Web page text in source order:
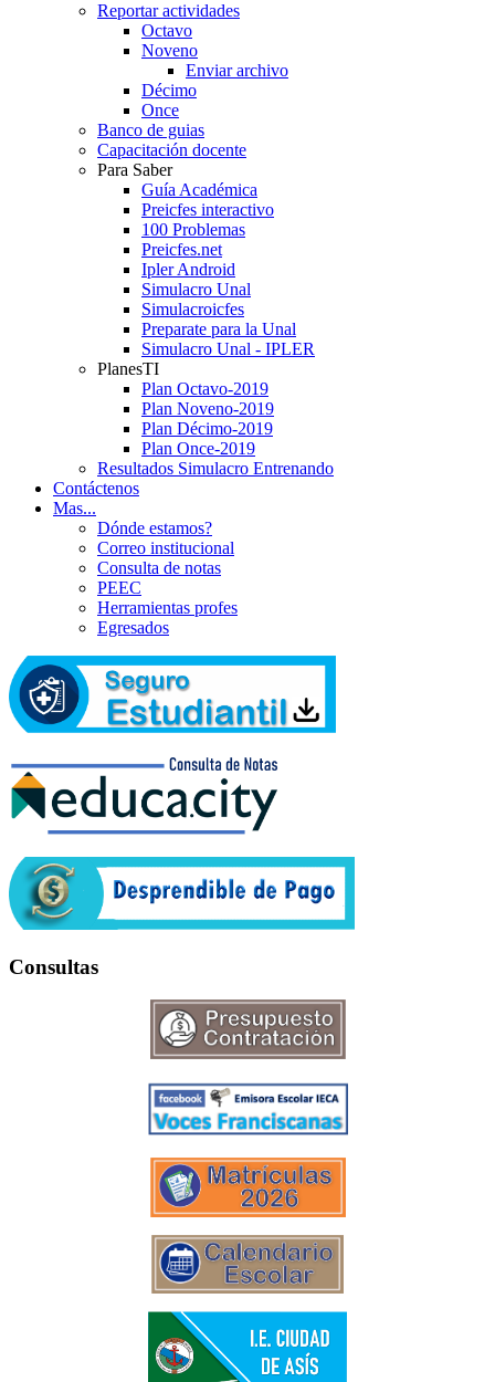
Reportar actividades
Octavo
Noveno
Enviar archivo
Décimo
Once
Banco de guias
Capacitación docente
Para Saber
Guía Académica
Preicfes interactivo
100 Problemas
Preicfes.net
Ipler Android
Simulacro Unal
Simulacroicfes
Preparate para la Unal
Simulacro Unal - IPLER
PlanesTI
Plan Octavo-2019
Plan Noveno-2019
Plan Décimo-2019
Plan Once-2019
Resultados Simulacro Entrenando
Contáctenos
Mas...
Dónde estamos?
Correo institucional
Consulta de notas
PEEC
Herramientas profes
Egresados
Consultas